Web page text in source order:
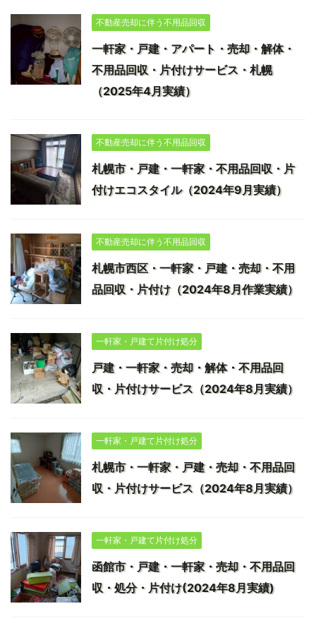
不動産売却に伴う不用品回収
一軒家・戸建・アパート・売却・解体・
不用品回収・片付けサービス・札幌
（2025年4月実績）
不動産売却に伴う不用品回収
札幌市・戸建・一軒家・不用品回収・片
付けエコスタイル（2024年9月実績）
不動産売却に伴う不用品回収
札幌市西区・一軒家・戸建・売却・不用
品回収・片付け（2024年8月作業実績）
一軒家・戸建て片付け処分
戸建・一軒家・売却・解体・不用品回
収・片付けサービス（2024年8月実績）
一軒家・戸建て片付け処分
札幌市・一軒家・戸建・売却・不用品回
収・片付けサービス（2024年8月実績）
一軒家・戸建て片付け処分
函館市・戸建・一軒家・売却・不用品回
収・処分・片付け(2024年8月実績)